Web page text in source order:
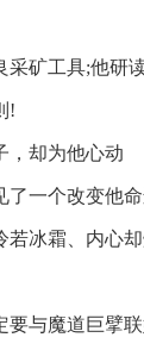
采矿工具;他研
!
，却为他心动
了一个改变他
若冰霜、内心
与魔道巨擘